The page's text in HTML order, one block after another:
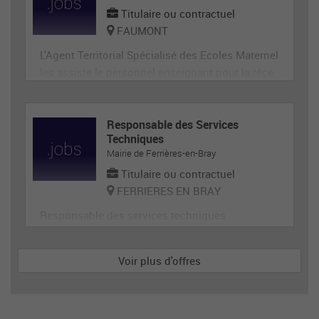
Titulaire ou contractuel
FAUMONT
L'Agent Territorial Spécialisé des Ecoles Maternel
ux et le matériel servant directement aux enfant
s. En tant que membre de la communauté éduca
tive, il p
Responsable des Services
Techniques
Mairie de Ferrières-en-Bray
Titulaire ou contractuel
FERRIERES EN BRAY
Voir plus d'offres